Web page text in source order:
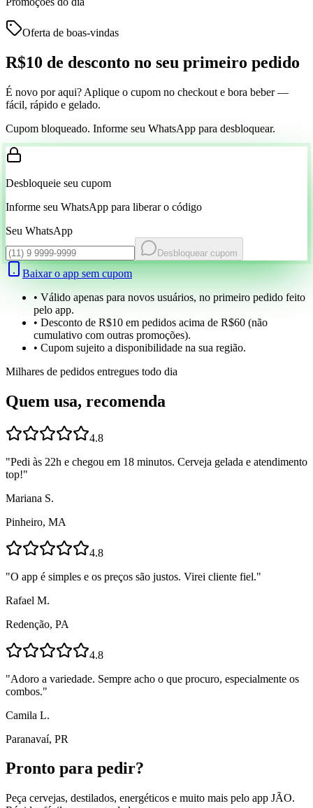
Oferta de boas-vindas
R$10 de desconto no seu primeiro pedido
É novo por aqui? Aplique o cupom no checkout e bora beber —
fácil, rápido e gelado.
Cupom bloqueado. Informe seu WhatsApp para desbloquear.
Desbloqueie seu cupom
Informe seu WhatsApp para liberar o código
Seu WhatsApp
Desbloquear cupom
Baixar o app sem cupom
• Válido apenas para novos usuários, no primeiro pedido feito
pelo app.
• Desconto de R$10 em pedidos acima de R$60 (não
cumulativo com outras promoções).
• Cupom sujeito a disponibilidade na sua região.
Milhares de pedidos entregues todo dia
Quem usa, recomenda
4.8
"Pedi às 22h e chegou em 18 minutos. Cerveja gelada e atendimento
top!"
Mariana S.
Pinheiro, MA
4.8
"O app é simples e os preços são justos. Virei cliente fiel."
Rafael M.
Redenção, PA
4.8
"Adoro a variedade. Sempre acho o que procuro, especialmente os
combos."
Camila L.
Paranavaí, PR
Pronto para pedir?
Peça cervejas, destilados, energéticos e muito mais pelo app JÃO.